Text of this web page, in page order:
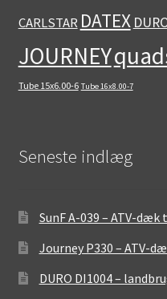
CARLSTAR DATEX
JOURNEY
Tube 15x6.00-6 Tube 16x8.00-7
Seneste indlæg
SunF A-039 – ATV-
Journey P330 – ATV-
DURO DI1004 –